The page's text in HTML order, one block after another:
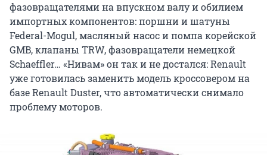
фазовращателями на впускном валу и обилием
импортных компонентов: поршни и шатуны
Federal-Mogul, масляный насос и помпа корейской
GMB, клапаны TRW, фазовращатели немецкой
Schaeffler… «Нивам» он так и не достался: Renault
уже готовилась заменить модель кроссовером на
базе Renault Duster, что автоматически снимало
проблему моторов.